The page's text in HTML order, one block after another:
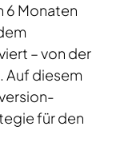
6 Monaten
– von der
Auf diesem
für den